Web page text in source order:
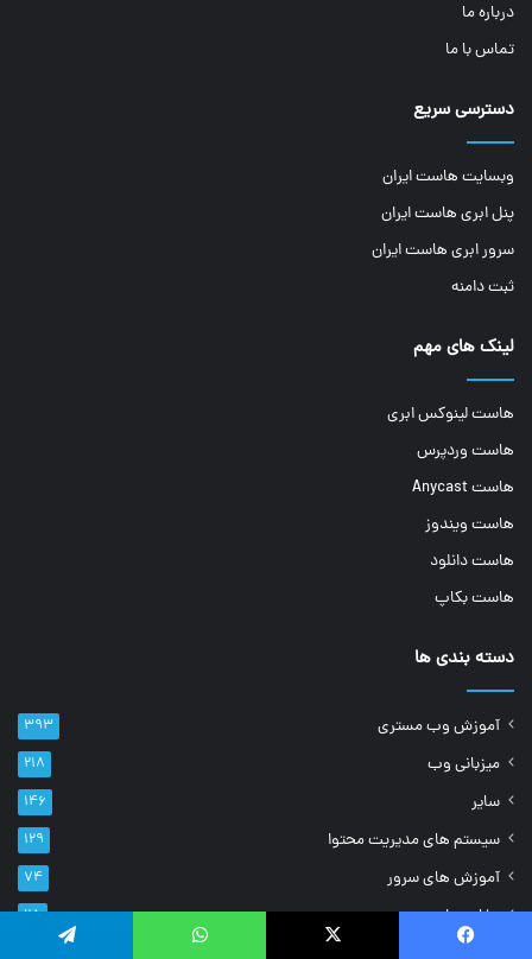
درباره ما
تماس با ما
دسترسی سریع
وبسایت هاست ایران
پنل ابری هاست ایران
سرور ابری هاست ایران
ثبت دامنه
لینک های مهم
هاست لینوکس ابری
هاست وردپرس
هاست Anycast
هاست ویندوز
هاست دانلود
هاست بکاپ
دسته بندی ها
آموزش وب مستری ۳۹۳
میزبانی وب ۲۱۸
سایر ۱۴۶
سیستم های مدیریت محتوا ۱۲۹
آموزش های سرور ۷۴
مفاهیم ابری ۲۵